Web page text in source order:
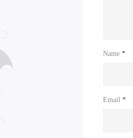
Name *
Email *